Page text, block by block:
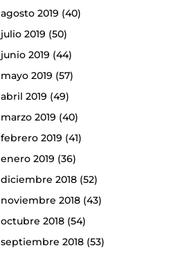
agosto 2019 (40)
julio 2019 (50)
junio 2019 (44)
mayo 2019 (57)
abril 2019 (49)
marzo 2019 (40)
febrero 2019 (41)
enero 2019 (36)
diciembre 2018(52)
noviembre 2018(43)
octubre 2018(54)
septiembre 2018(53)